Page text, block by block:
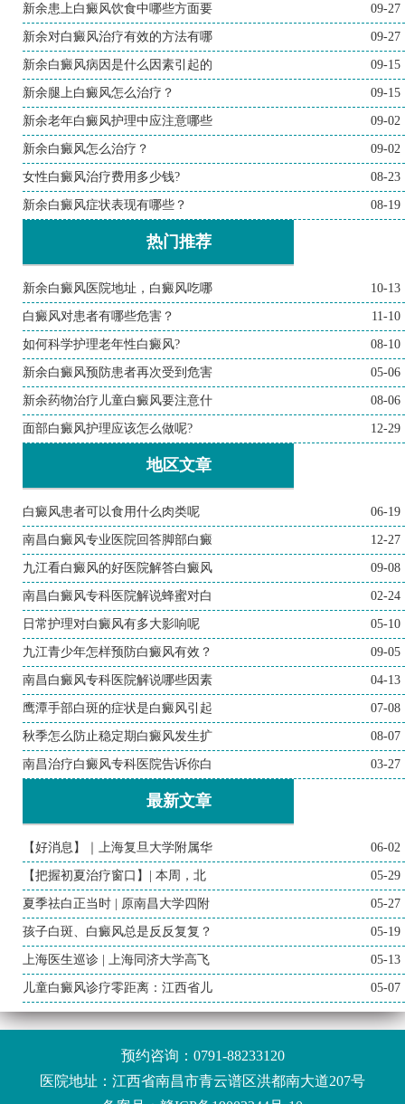
新余患上白癜风饮食中哪些方面要 09-27
新余对白癜风治疗有效的方法有哪 09-27
新余白癜风病因是什么因素引起的 09-15
新余腿上白癜风怎么治疗？ 09-15
新余老年白癜风护理中应注意哪些 09-02
新余白癜风怎么治疗？ 09-02
女性白癜风治疗费用多少钱? 08-23
新余白癜风症状表现有哪些？ 08-19
热门推荐
新余白癜风医院地址，白癜风吃哪 10-13
白癜风对患者有哪些危害？ 11-10
如何科学护理老年性白癜风? 08-10
新余白癜风预防患者再次受到危害 05-06
新余药物治疗儿童白癜风要注意什 08-06
面部白癜风护理应该怎么做呢? 12-29
地区文章
白癜风患者可以食用什么肉类呢 06-19
南昌白癜风专业医院回答脚部白癜 12-27
九江看白癜风的好医院解答白癜风 09-08
南昌白癜风专科医院解说蜂蜜对白 02-24
日常护理对白癜风有多大影响呢 05-10
九江青少年怎样预防白癜风有效？ 09-05
南昌白癜风专科医院解说哪些因素 04-13
鹰潭手部白斑的症状是白癜风引起 07-08
秋季怎么防止稳定期白癜风发生扩 08-07
南昌治疗白癜风专科医院告诉你白 03-27
最新文章
【好消息】｜上海复旦大学附属华 06-02
【把握初夏治疗窗口】| 本周，北 05-29
夏季祛白正当时 | 原南昌大学四附 05-27
孩子白斑、白癜风总是反反复复？ 05-19
上海医生巡诊 | 上海同济大学高飞 05-13
儿童白癜风诊疗零距离：江西省儿 05-07
预约咨询： 0791-88233120
医院地址：江西省南昌市青云谱区洪都南大道207号